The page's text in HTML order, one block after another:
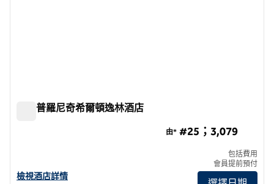
曼谷普羅尼奇希爾頓逸林酒店
查看曼谷普羅尼奇希爾頓逸林酒店詳情
檢視酒店詳情
由* #25；3,079
包括費用
會員提前預付